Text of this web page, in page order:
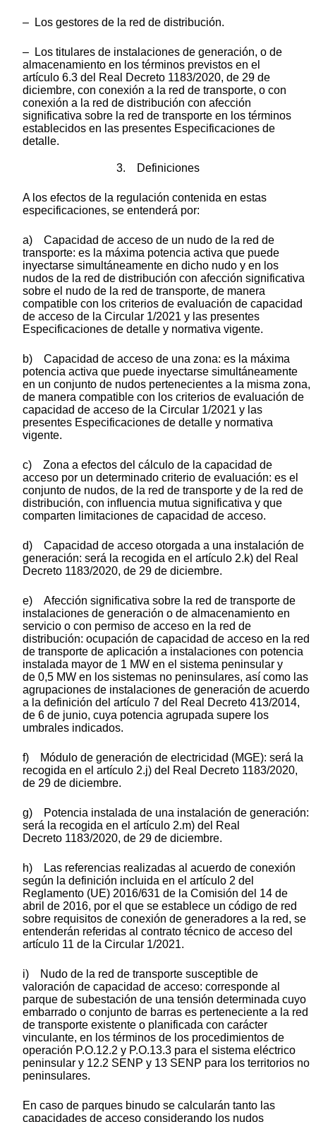
– Los gestores de la red de distribución.
– Los titulares de instalaciones de generación, o de
almacenamiento en los términos previstos en el
artículo 6.3 del Real Decreto 1183/2020, de 29 de
diciembre, con conexión a la red de transporte, o con
conexión a la red de distribución con afección
significativa sobre la red de transporte en los términos
establecidos en las presentes Especificaciones de
detalle.
3. Definiciones
A los efectos de la regulación contenida en estas
especificaciones, se entenderá por:
a) Capacidad de acceso de un nudo de la red de
transporte: es la máxima potencia activa que puede
inyectarse simultáneamente en dicho nudo y en los
nudos de la red de distribución con afección significativa
sobre el nudo de la red de transporte, de manera
compatible con los criterios de evaluación de capacidad
de acceso de la Circular 1/2021 y las presentes
Especificaciones de detalle y normativa vigente.
b) Capacidad de acceso de una zona: es la máxima
potencia activa que puede inyectarse simultáneamente
en un conjunto de nudos pertenecientes a la misma zona,
de manera compatible con los criterios de evaluación de
capacidad de acceso de la Circular 1/2021 y las
presentes Especificaciones de detalle y normativa
vigente.
c) Zona a efectos del cálculo de la capacidad de
acceso por un determinado criterio de evaluación: es el
conjunto de nudos, de la red de transporte y de la red de
distribución, con influencia mutua significativa y que
comparten limitaciones de capacidad de acceso.
d) Capacidad de acceso otorgada a una instalación de
generación: será la recogida en el artículo 2.k) del Real
Decreto 1183/2020, de 29 de diciembre.
e) Afección significativa sobre la red de transporte de
instalaciones de generación o de almacenamiento en
servicio o con permiso de acceso en la red de
distribución: ocupación de capacidad de acceso en la red
de transporte de aplicación a instalaciones con potencia
instalada mayor de 1 MW en el sistema peninsular y
de 0,5 MW en los sistemas no peninsulares, así como las
agrupaciones de instalaciones de generación de acuerdo
a la definición del artículo 7 del Real Decreto 413/2014,
de 6 de junio, cuya potencia agrupada supere los
umbrales indicados.
f) Módulo de generación de electricidad (MGE): será la
recogida en el artículo 2.j) del Real Decreto 1183/2020,
de 29 de diciembre.
g) Potencia instalada de una instalación de generación:
será la recogida en el artículo 2.m) del Real
Decreto 1183/2020, de 29 de diciembre.
h) Las referencias realizadas al acuerdo de conexión
según la definición incluida en el artículo 2 del
Reglamento (UE) 2016/631 de la Comisión del 14 de
abril de 2016, por el que se establece un código de red
sobre requisitos de conexión de generadores a la red, se
entenderán referidas al contrato técnico de acceso del
artículo 11 de la Circular 1/2021.
i) Nudo de la red de transporte susceptible de
valoración de capacidad de acceso: corresponde al
parque de subestación de una tensión determinada cuyo
embarrado o conjunto de barras es perteneciente a la red
de transporte existente o planificada con carácter
vinculante, en los términos de los procedimientos de
operación P.O.12.2 y P.O.13.3 para el sistema eléctrico
peninsular y 12.2 SENP y 13 SENP para los territorios no
peninsulares.
En caso de parques binudo se calcularán tanto las
capacidades de acceso considerando los nudos